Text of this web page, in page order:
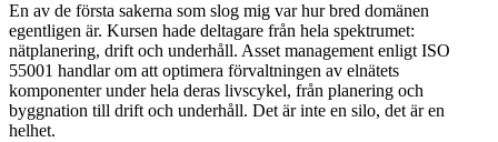
En av de första sakerna som slog mig var hur bred domänen
egentligen är. Kursen hade deltagare från hela spektrumet:
nätplanering, drift och underhåll. Asset management enligt ISO
55001 handlar om att optimera förvaltningen av elnätets
komponenter under hela deras livscykel, från planering och
byggnation till drift och underhåll. Det är inte en silo, det är en
helhet.